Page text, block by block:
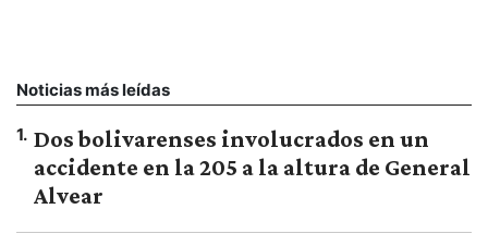
Noticias más leídas
1. Dos bolivarenses involucrados en un
accidente en la 205 a la altura de General
Alvear